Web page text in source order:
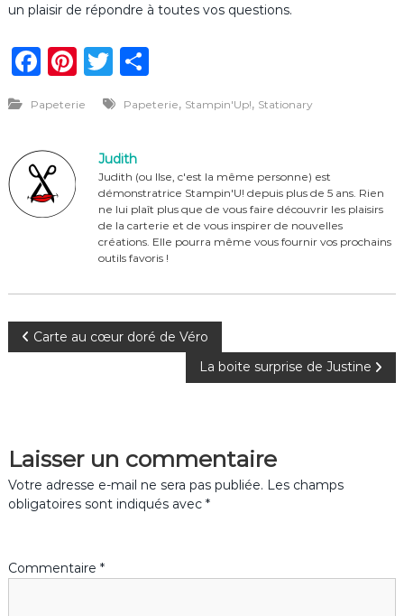
un plaisir de répondre à toutes vos questions.
F
c
e
b
o
Pi
te
re
st
T
w
it
te
r
P
ta
er
Papeterie Papeterie, Stampin'Up!, Stationary
Judith
Judith (ou Ilse, c'est la même personne) est
démonstratrice Stampin'U! depuis plus de 5 ans. Rien
ne lui plaît plus que de vous faire découvrir les plaisirs
de la carterie et de vous inspirer de nouvelles
créations. Elle pourra même vous fournir vos prochains
outils favoris !
N
i
g
t
Carte au cœur doré de Véro
La boite surprise de Justine
Laisser un commentaire
Votre adresse e-mail ne sera pas publiée. Les champs
obligatoires sont indiqués avec *
Commentaire *